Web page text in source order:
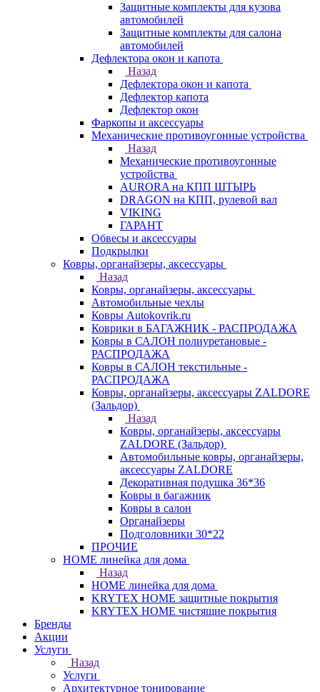
Защитные комплекты для кузова
автомобилей
Защитные комплекты для салона
автомобилей
Дефлектора окон и капота
Назад
Дефлектора окон и капота
Дефлектор капота
Дефлектор окон
Фаркопы и аксессуары
Механические противоугонные устройства
Назад
Механические противоугонные
устройства
AURORA на КПП ШТЫРЬ
DRAGON на КПП, рулевой вал
VIKING
ГАРАНТ
Обвесы и аксессуары
Подкрылки
Ковры, органайзеры, аксессуары
Назад
Ковры, органайзеры, аксессуары
Автомобильные чехлы
Ковры Autokovrik.ru
Коврики в БАГАЖНИК - РАСПРОДАЖА
Ковры в САЛОН полиуретановые -
РАСПРОДАЖА
Ковры в САЛОН текстильные -
РАСПРОДАЖА
Ковры, органайзеры, аксессуары ZALDORE
(Зальдор)
Назад
Ковры, органайзеры, аксессуары
ZALDORE (Зальдор)
Автомобильные ковры, органайзеры,
аксессуары ZALDORE
Декоративная подушка 36*36
Ковры в багажник
Ковры в салон
Органайзеры
Подголовники 30*22
ПРОЧИЕ
HOME линейка для дома
Назад
HOME линейка для дома
KRYTEX HOME защитные покрытия
KRYTEX HOME чистящие покрытия
Бренды
Акции
Услуги
Назад
Услуги
Архитектурное тонирование